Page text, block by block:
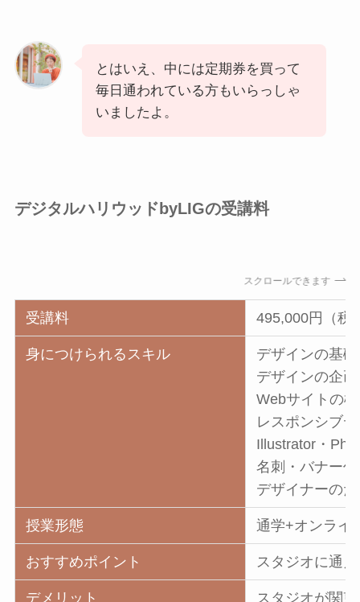
とはいえ、中には定期券を買って
毎日通われている方もいらっしゃ
いましたよ。
デジタルハリウッドbyLIGの受講料
スクロールできます
受講料 495,000円（税
身につけられるスキル
デザインの基
デザインの企
Webサイトの
レスポンシブ
Illustrator・
名刺・バナー
デザイナーの
授業形態 通学+オンライ
おすすめポイント スタジオに通
デメリット スタジオが関